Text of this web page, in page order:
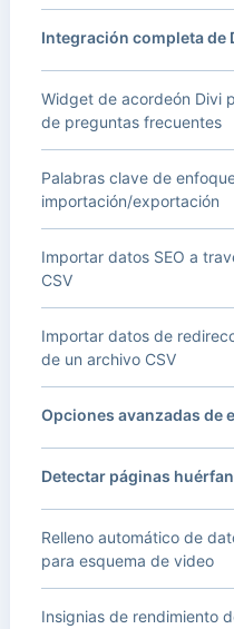
Integración completa de
Widget de acordeón Divi
de preguntas frecuentes
Palabras clave de
importación/exportación
Importar datos SEO a
CSV
Importar datos de
de un archivo CSV
Opciones avanzadas de
Detectar páginas
Relleno automático de
para esquema de video
Insignias de rendimiento